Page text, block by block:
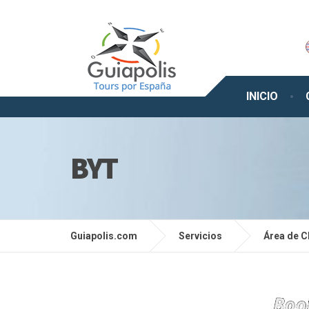
INICIO
BYT
Guiapolis.com Servicios Área de